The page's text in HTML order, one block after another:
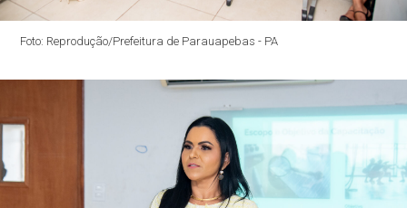
Foto: Reprodução/Prefeitura de Parauapebas - PA